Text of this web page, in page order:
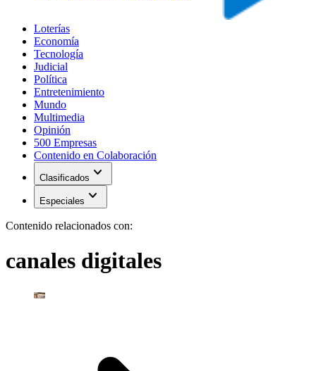
Loterías
Economía
Tecnología
Judicial
Política
Entretenimiento
Mundo
Multimedia
Opinión
500 Empresas
Contenido en Colaboración
Clasificados expand_more
Especiales expand_more
Contenido relacionados con:
canales digitales